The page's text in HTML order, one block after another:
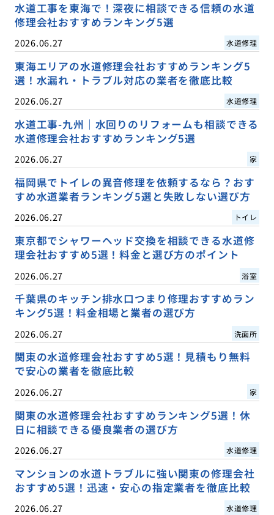
水道工事を東海で！深夜に相談できる信頼の水道
修理会社おすすめランキング5選
2026.06.27 水道修理
東海エリアの水道修理会社おすすめランキング5
選！水漏れ・トラブル対応の業者を徹底比較
2026.06.27 水道修理
水道工事-九州｜水回りのリフォームも相談できる
水道修理会社おすすめランキング5選
2026.06.27 家
福岡県でトイレの異音修理を依頼するなら？おす
すめ水道業者ランキング5選と失敗しない選び方
2026.06.27 トイレ
東京都でシャワーヘッド交換を相談できる水道修
理会社おすすめ5選！料金と選び方のポイント
2026.06.27 浴室
千葉県のキッチン排水口つまり修理おすすめラン
キング5選！料金相場と業者の選び方
2026.06.27 洗面所
関東の水道修理会社おすすめ5選！見積もり無料
で安心の業者を徹底比較
2026.06.27 家
関東の水道修理会社おすすめランキング5選！休
日に相談できる優良業者の選び方
2026.06.27 水道修理
マンションの水道トラブルに強い関東の修理会社
おすすめ5選！迅速・安心の指定業者を徹底比較
2026.06.27 水道修理